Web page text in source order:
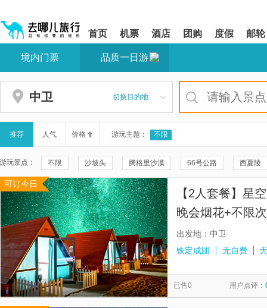
shift+enter
网
导
盲
导
模
式
您
站
区,
本
有
6
个
模
块,
按
下
Tab
键
浏
信
息
首页 机票 酒店 团购 度假 邮轮
您
站
区
境内门票 品质一日游
中卫 切换目的地
推荐 人气 价格 游玩主题： 不限
游玩景点： 不限 沙坡头 腾格里沙漠 66号公路 西夏陵
镇北堡西部影城 三关口明长城
腾格里沙漠天鹅湖 腾格里沙漠龙眼翡翠湖 梦想沙漠公路
看见贺兰 北长滩 中卫沙漠星星酒店
高庙保安寺 沙坡头旅游区黄河区南区 黄沙古渡原生态旅
中宁图书馆 大漠星语露营中心
六湖穿越(五湖)旅游景区 览山公园 黄河3D玻璃桥
可订今日
【2人套餐】星
晚会烟花+不限
出发地：中卫
铁定成团
无自费
已售0 用户点评：